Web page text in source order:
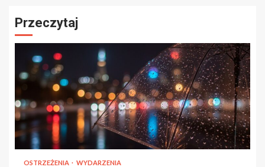
Przeczytaj
OSTRZEŻENIA WYDARZENIA